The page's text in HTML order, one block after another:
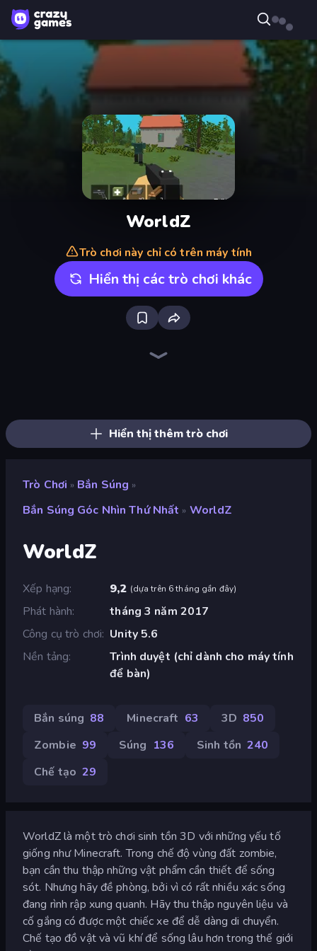
WorldZ
Trò chơi này chỉ có trên máy tính
Hiển thị các trò chơi khác
Hiển thị thêm trò chơi
Trò Chơi » Bắn Súng »
Bắn Súng Góc Nhìn Thứ Nhất » WorldZ
WorldZ
Xếp hạng 9,2 (dựa trên 6 tháng gần đây)
Phát hành
tháng 3 năm 2017
Công cụ trò chơi Unity 5.6
Nền tảng
Trình duyệt (chỉ dành cho máy tính
để bàn)
Bắn súng 88 Minecraft 63 3D 850
Zombie 99 Súng 136 Sinh tồn 240
Chế tạo 29
WorldZ là một trò chơi sinh tồn 3D với những yếu tố
giống như Minecraft. Trong chế độ vùng đất zombie,
bạn cần thu thập những vật phẩm cần thiết để sống
sót. Nhưng hãy đề phòng, bởi vì có rất nhiều xác sống
đang rình rập xung quanh. Hãy thu thập nguyên liệu và
cố gắng có được một chiếc xe để dễ dàng di chuyển.
Chế tạo đồ vật và vũ khí để sống lâu hơn trong thế giới